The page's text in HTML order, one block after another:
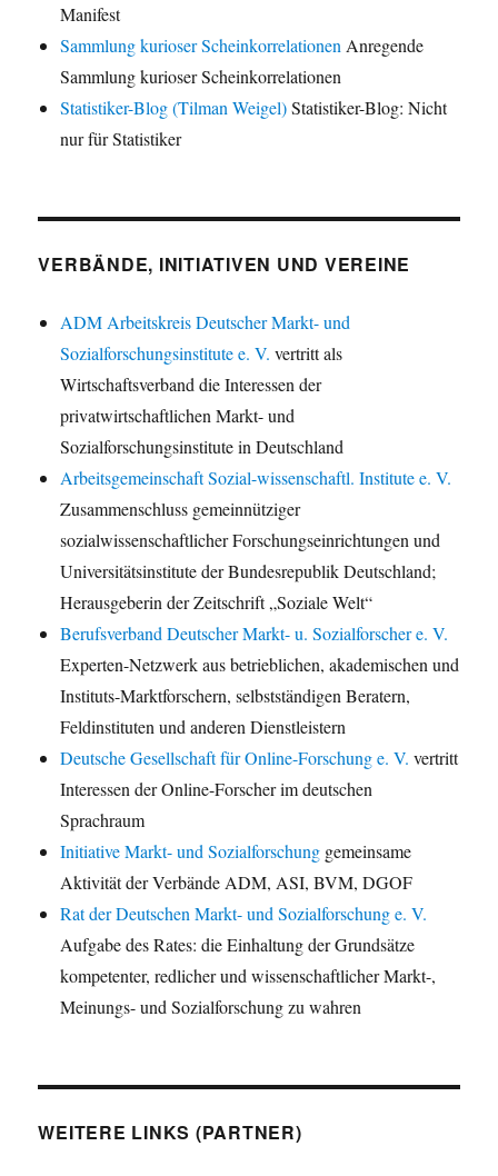
Manifest
Sammlung kurioser Scheinkorrelationen Anregende
Sammlung kurioser Scheinkorrelationen
Statistiker-Blog (Tilman Weigel)Statistiker-Blog: Nicht
nur für Statistiker
VERBÄNDE, INITIATIVEN UND VEREINE
ADM Arbeitskreis Deutscher Markt- und
Sozialforschungsinstitute e. V. vertritt als
Wirtschaftsverband die Interessen der
privatwirtschaftlichen Markt- und
Sozialforschungsinstitute in Deutschland
Arbeitsgemeinschaft Sozial-wissenschaftl. Institute e. V.
Zusammenschluss gemeinnütziger
sozialwissenschaftlicher Forschungseinrichtungen und
Universitätsinstitute der Bundesrepublik Deutschland;
Herausgeberin der Zeitschrift „Soziale Welt“
Berufsverband Deutscher Markt- u. Sozialforscher e. V.
Experten-Netzwerk aus betrieblichen, akademischen und
Instituts-Marktforschern, selbstständigen Beratern,
Feldinstituten und anderen Dienstleistern
Deutsche Gesellschaft für Online-Forschung e. V. vertritt
Interessen der Online-Forscher im deutschen
Sprachraum
Initiative Markt- und Sozialforschung gemeinsame
Aktivität der Verbände ADM, ASI, BVM, DGOF
Rat der Deutschen Markt- und Sozialforschung e. V.
Aufgabe des Rates: die Einhaltung der Grundsätze
kompetenter, redlicher und wissenschaftlicher Markt-,
Meinungs- und Sozialforschung zu wahren
WEITERE LINKS (PARTNER)